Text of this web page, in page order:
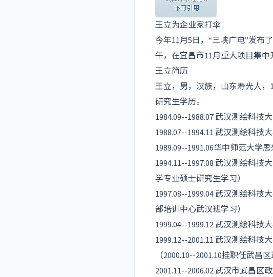
王立为企业家打伞
今年11月5日，“三峡广电”发布
午，在宜昌市11月重大项目集
王立简历
王立，男，汉族，山东寿光人，
研究生学历。
1984.09--1988.07 武汉测绘科技
1988.07--1994.11 武汉测绘科技
1989.09--1991.06华中师范大学
1994.11--1997.08 武汉测绘科技
学专业硕士研究生学习）
1997.08--1999.04 武汉测绘科技
部培训中心武汉班学习）
1999.04--1999.12 武汉测绘科技
1999.12--2001.11 武汉测绘科技
（2000.10--2001.10挂职任武昌
2001.11--2006.02 武汉市武昌区